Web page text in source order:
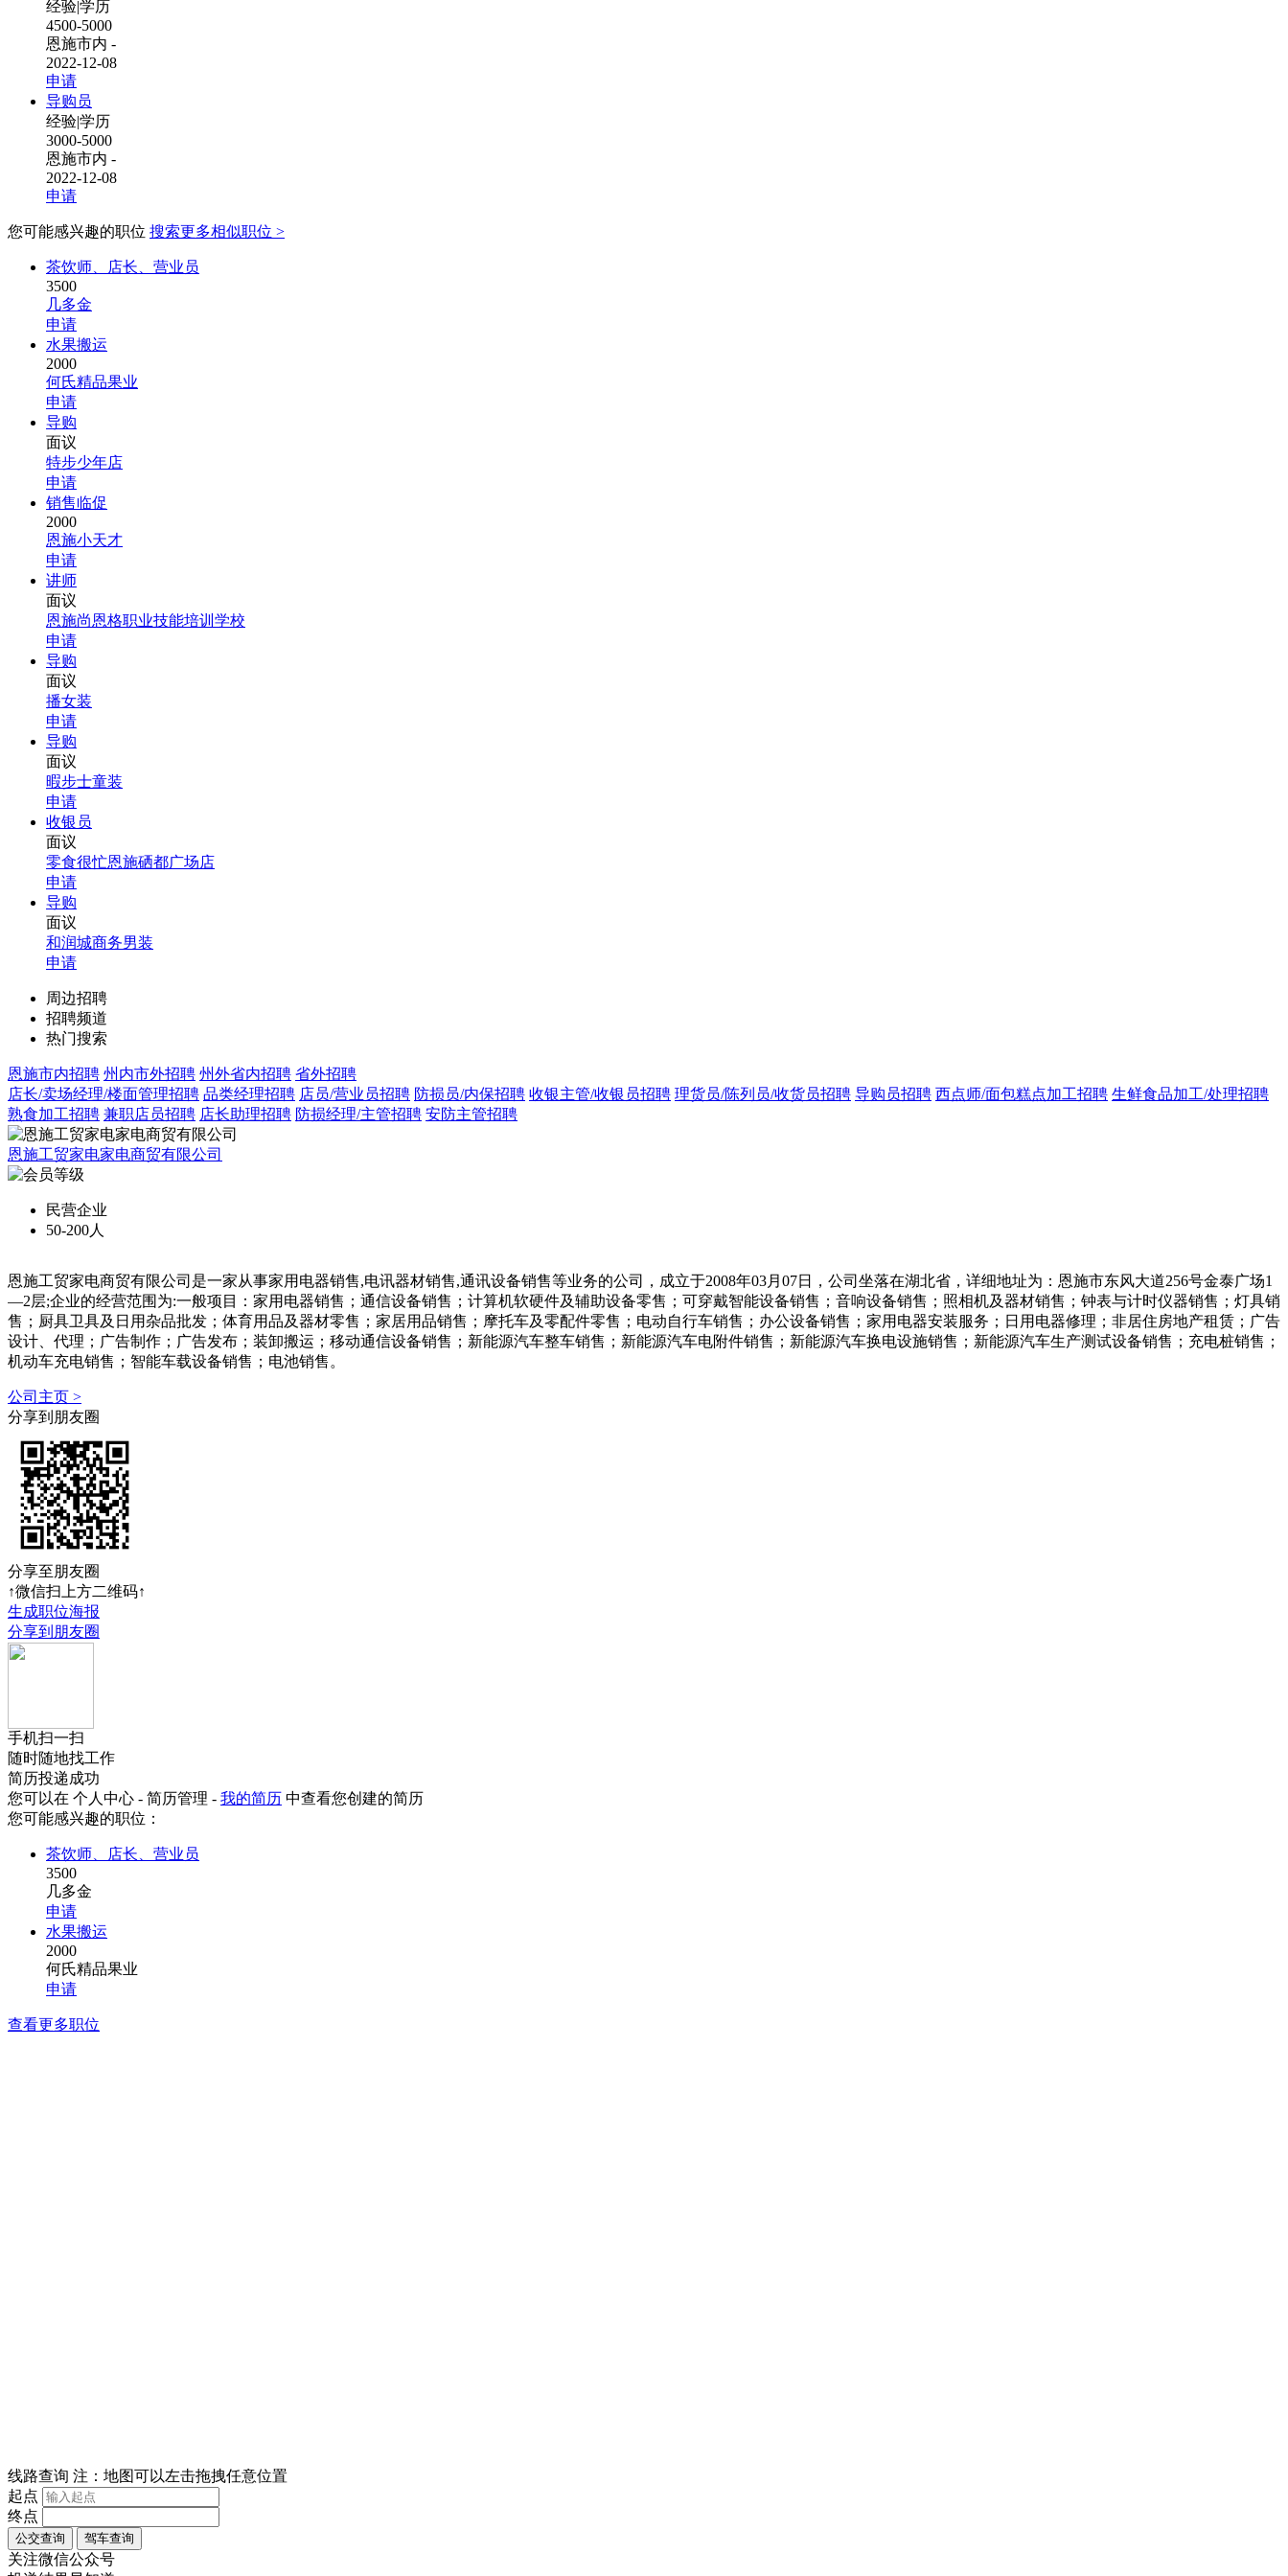
经验|学历
4500-5000
恩施市内 -
2022-12-08
申请
导购员
经验|学历
3000-5000
恩施市内 -
2022-12-08
申请
您可能感兴趣的职位 搜索更多相似职位 >
茶饮师、店长、营业员
3500
几多金
申请
水果搬运
2000
何氏精品果业
申请
导购
面议
特步少年店
申请
销售临促
2000
恩施小天才
申请
讲师
面议
恩施尚恩格职业技能培训学校
申请
导购
面议
播女装
申请
导购
面议
暇步士童装
申请
收银员
面议
零食很忙恩施硒都广场店
申请
导购
面议
和润城商务男装
申请
周边招聘
招聘频道
热门搜索
恩施市内招聘 州内市外招聘 州外省内招聘 省外招聘
店长/卖场经理/楼面管理招聘 品类经理招聘 店员/营业员招聘 防损员/内保招聘 收银主管/收银员招聘 理货员/陈列员/收货员招聘 导购员招聘 西点师/面包糕点加工招聘 生鲜食品加工/处理招聘
熟食加工招聘 兼职店员招聘 店长助理招聘 防损经理/主管招聘 安防主管招聘
恩施工贸家电家电商贸有限公司
民营企业
50-200人
恩施工贸家电商贸有限公司是一家从事家用电器销售,电讯器材销售,通讯设备销售等业务的公司，成立于2008年03月07日，公司坐落在湖北省，详细地址为：恩施市东风大道256号金泰广场1
—2层;企业的经营范围为:一般项目：家用电器销售；通信设备销售；计算机软硬件及辅助设备零售；可穿戴智能设备销售；音响设备销售；照相机及器材销售；钟表与计时仪器销售；灯具销
售；厨具卫具及日用杂品批发；体育用品及器材零售；家居用品销售；摩托车及零配件零售；电动自行车销售；办公设备销售；家用电器安装服务；日用电器修理；非居住房地产租赁；广告
设计、代理；广告制作；广告发布；装卸搬运；移动通信设备销售；新能源汽车整车销售；新能源汽车电附件销售；新能源汽车换电设施销售；新能源汽车生产测试设备销售；充电桩销售；
机动车充电销售；智能车载设备销售；电池销售。
公司主页 >
分享到朋友圈
分享至朋友圈
↑微信扫上方二维码↑
生成职位海报
分享到朋友圈
手机扫一扫
随时随地找工作
简历投递成功
您可以在 个人中心 - 简历管理 - 我的简历 中查看您创建的简历
您可能感兴趣的职位：
茶饮师、店长、营业员
3500
几多金
申请
水果搬运
2000
何氏精品果业
申请
查看更多职位
线路查询 注：地图可以左击拖拽任意位置
起点
终点
关注微信公众号